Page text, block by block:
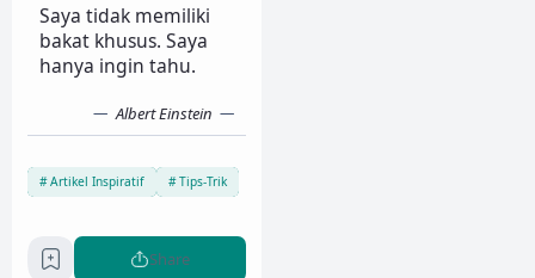
Saya tidak memiliki
bakat khusus. Saya
hanya ingin tahu.
Albert Einstein
Artikel Inspiratif Tips-Trik
Share